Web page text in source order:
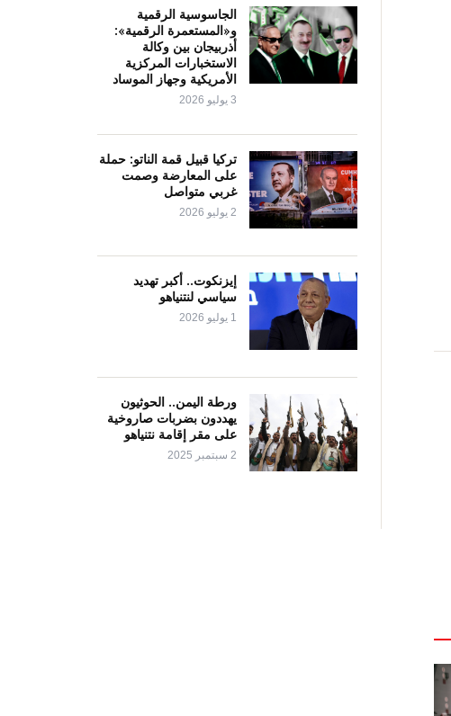
الجاسوسية الرقمية
و«المستعمرة الرقمية»:
أذربيجان بين وكالة
الاستخبارات المركزية
الأمريكية وجهاز الموساد
3 يوليو 2026
تركيا قبيل قمة الناتو: حملة
على المعارضة وصمت
غربي متواصل
2 يوليو 2026
إيزنكوت.. أكبر تهديد
سياسي لنتنياهو
1 يوليو 2026
ورطة اليمن.. الحوثيون
يهددون بضربات صاروخية
على مقر إقامة نتنياهو
2 سبتمبر 2025